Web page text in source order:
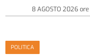
8 AGOSTO 2026ore
POLITICA